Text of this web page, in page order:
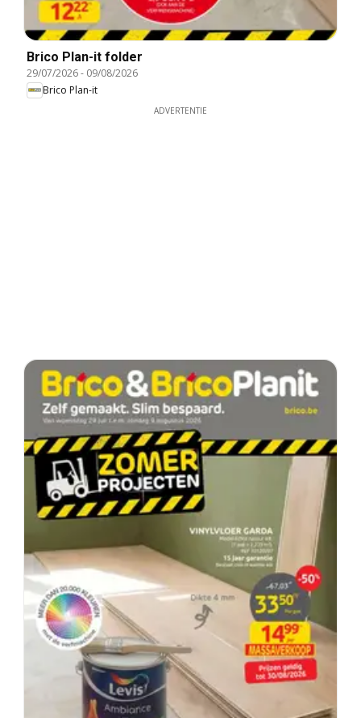
Brico Plan-it folder
29/07/2026- 09/08/2026
Brico Plan-it
ADVERTENTIE